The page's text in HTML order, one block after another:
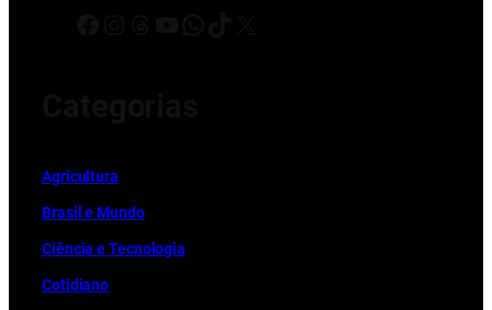
Agricultura
Brasil e Mundo
Ciência e Tecnologia
Cotidiano